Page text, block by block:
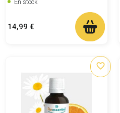
En stock
Prix
14,99 €
favorite_border